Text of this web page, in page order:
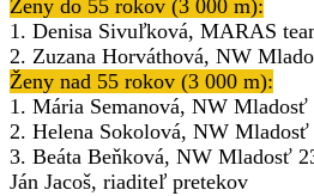
Ženy do 55 rokov (3 000 m):
1. Denisa Sivuľková, MARAS
2. Zuzana Horváthová, NW
Ženy nad 55 rokov (3 000 m):
1. Mária Semanová, NW Mladosť
2. Helena Sokolová, NW Mladosť
3. Beáta Beňková, NW Mladosť
Ján Jacoš, riaditeľ pretekov